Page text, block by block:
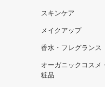
スキンケア
メイクアップ
香水・フレグランス
オーガニックコスメ
粧品